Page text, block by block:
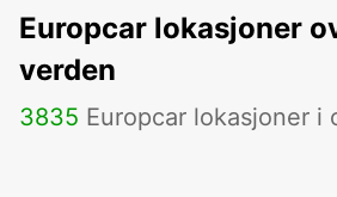
Europcar lokasjoner
verden
3835 Europcar lokasjoner i